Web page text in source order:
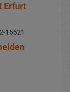
Erfurt
16521